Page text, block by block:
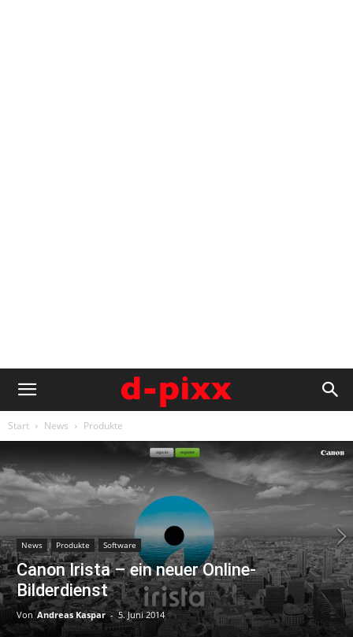
Start News Produkte
News Produkte Software
Canon Irista – ein neuer Online-
Bilderdienst
Von Andreas Kaspar - 5. Juni 2014